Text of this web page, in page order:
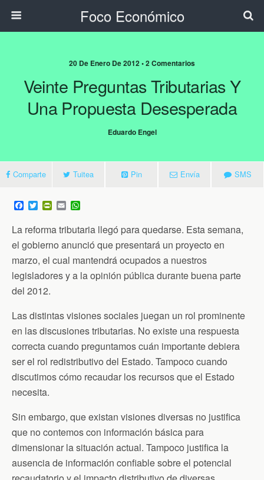
Foco Económico
20 De Enero De 2012 • 2 Comentarios
Veinte Preguntas Tributarias Y
Una Propuesta Desesperada
Eduardo Engel
Comparte Tuitea Pin Envía SMS
F
a
c
e
b
o
o
k
T
w
t
t
e
r
P
n
t
F
r
i
e
y
E
m
a
i
l
t
s
A
p
p
La reforma tributaria llegó para quedarse. Esta semana,
el gobierno anunció que presentará un proyecto en
marzo, el cual mantendrá ocupados a nuestros
legisladores y a la opinión pública durante buena parte
del 2012.
Las distintas visiones sociales juegan un rol prominente
en las discusiones tributarias. No existe una respuesta
correcta cuando preguntamos cuán importante debiera
ser el rol redistributivo del Estado. Tampoco cuando
discutimos cómo recaudar los recursos que el Estado
necesita.
Sin embargo, que existan visiones diversas no justifica
que no contemos con información básica para
dimensionar la situación actual. Tampoco justifica la
ausencia de información confiable sobre el potencial